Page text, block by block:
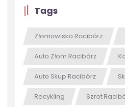
Tags
Złomowisko Racibórz
Auto Złom Racibórz
Auto Skup Racibórz
Recykling Szrot